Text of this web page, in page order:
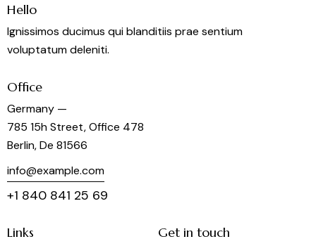
Hello
Ignissimos ducimus qui blanditiis prae sentium
voluptatum deleniti.
Office
Germany —
785 15h Street, Office 478
Berlin, De 81566
info@example.com
+1 840 841 25 69
Links Get in touch